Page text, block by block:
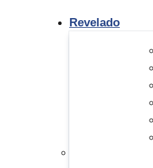
Revelado